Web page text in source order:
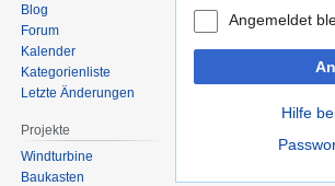
Angemeldet
Hilfe
Blog
Forum
Kalender
Kategorienliste
Letzte Änderungen
Projekte
Windturbine
Baukasten